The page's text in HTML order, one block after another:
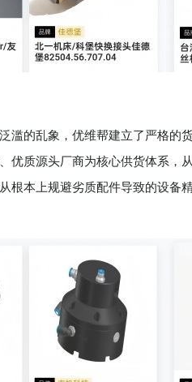
的乱象，优维帮建立了严格的
优质源头厂商为核心供货体系
根本上规避劣质配件导致的设备